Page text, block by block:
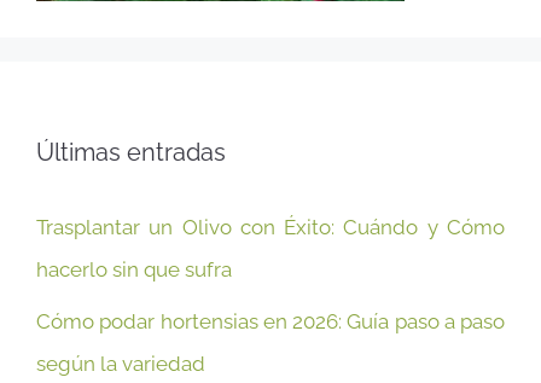
Últimas entradas
Trasplantar un Olivo con Éxito: Cuándo y Cómo
hacerlo sin que sufra
Cómo podar hortensias en 2026: Guía paso a paso
según la variedad